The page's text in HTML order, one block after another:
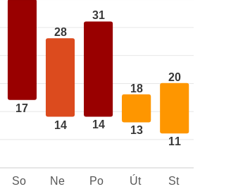
17
28
14
31
14
18
13
20
11
So Ne Po Út St